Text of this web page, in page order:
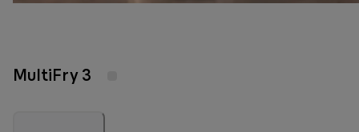
MultiFry 3